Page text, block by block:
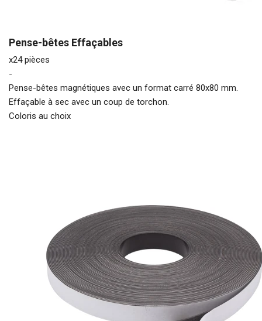
Pense-bêtes Effaçables
x24 pièces
-
Pense-bêtes magnétiques avec un format carré 80x80 mm.
Effaçable à sec avec un coup de torchon.
Coloris au choix